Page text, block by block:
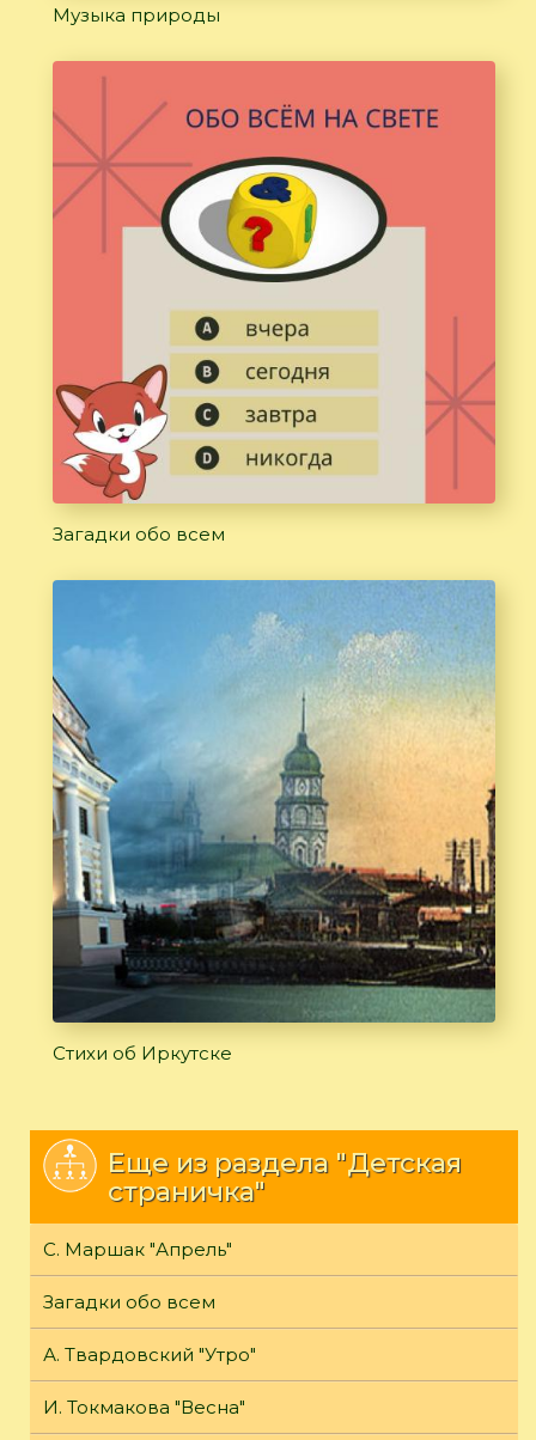
Музыка природы
Загадки обо всем
Стихи об Иркутске
Еще из раздела "Детская
страничка"
С. Маршак "Апрель"
Загадки обо всем
А. Твардовский "Утро"
И. Токмакова "Весна"